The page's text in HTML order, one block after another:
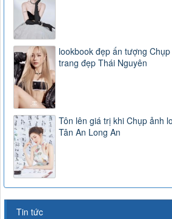
lookbook đẹp ấn tượng
trang đẹp Thái Nguyên
Tôn lên giá trị khi Chụp ảnh
Tân An Long An
Tin tức